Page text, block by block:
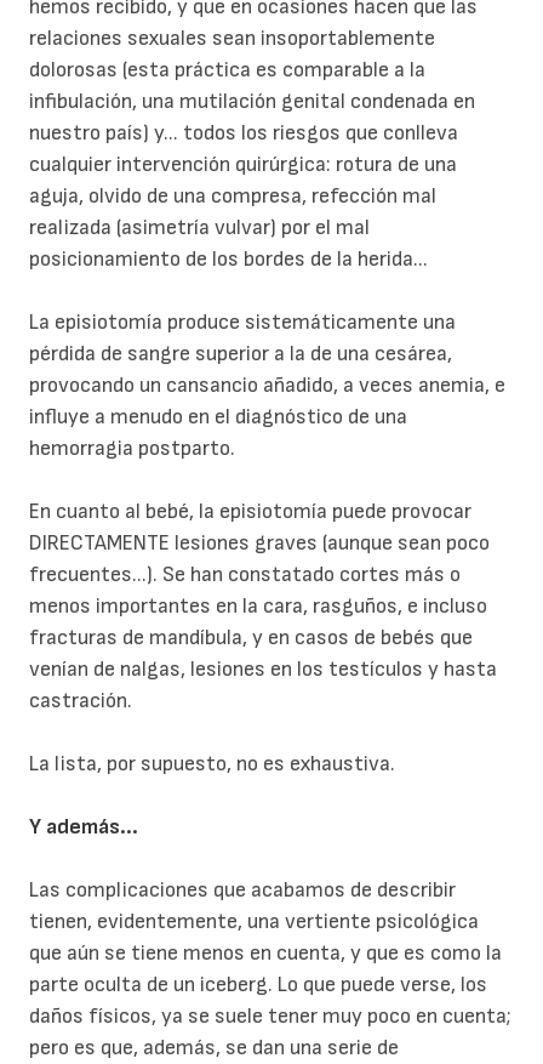
hemos recibido, y que en ocasiones hacen que las
relaciones sexuales sean insoportablemente
dolorosas (esta práctica es comparable a la
infibulación, una mutilación genital condenada en
nuestro país) y... todos los riesgos que conlleva
cualquier intervención quirúrgica: rotura de una
aguja, olvido de una compresa, refección mal
realizada (asimetría vulvar) por el mal
posicionamiento de los bordes de la herida...
La episiotomía produce sistemáticamente una
pérdida de sangre superior a la de una cesárea,
provocando un cansancio añadido, a veces anemia, e
influye a menudo en el diagnóstico de una
hemorragia postparto.
En cuanto al bebé, la episiotomía puede provocar
DIRECTAMENTE lesiones graves (aunque sean poco
frecuentes...). Se han constatado cortes más o
menos importantes en la cara, rasguños, e incluso
fracturas de mandíbula, y en casos de bebés que
venían de nalgas, lesiones en los testículos y hasta
castración.
La lista, por supuesto, no es exhaustiva.
Y además...
Las complicaciones que acabamos de describir
tienen, evidentemente, una vertiente psicológica
que aún se tiene menos en cuenta, y que es como la
parte oculta de un iceberg. Lo que puede verse, los
daños físicos, ya se suele tener muy poco en cuenta;
pero es que, además, se dan una serie de